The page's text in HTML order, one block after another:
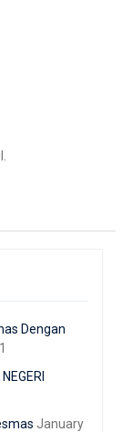
Dengan
January